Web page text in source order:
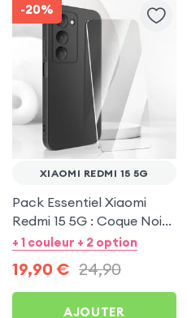
-20%
XIAOMI REDMI 15 5G
Pack Essentiel Xiaomi
Redmi 15 5G : Coque Noire
+ Protection écran
+ 1 couleur + 2 option
19,90 € 24,90
AJOUTER